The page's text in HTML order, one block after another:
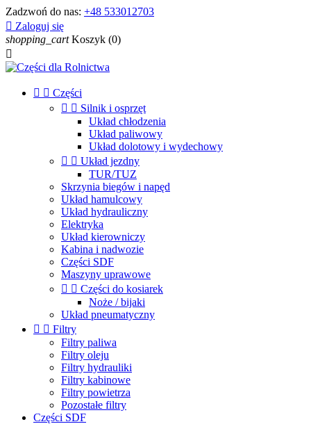
Zadzwoń do nas: +48 533012703
 Zaloguj się
shopping_cart Koszyk (0)

  Części
  Silnik i osprzęt
Układ chłodzenia
Układ paliwowy
Układ dolotowy i wydechowy
  Układ jezdny
TUR/TUZ
Skrzynia biegów i napęd
Układ hamulcowy
Układ hydrauliczny
Elektryka
Układ kierowniczy
Kabina i nadwozie
Części SDF
Maszyny uprawowe
  Części do kosiarek
Noże / bijaki
Układ pneumatyczny
  Filtry
Filtry paliwa
Filtry oleju
Filtry hydrauliki
Filtry kabinowe
Filtry powietrza
Pozostałe filtry
Części SDF